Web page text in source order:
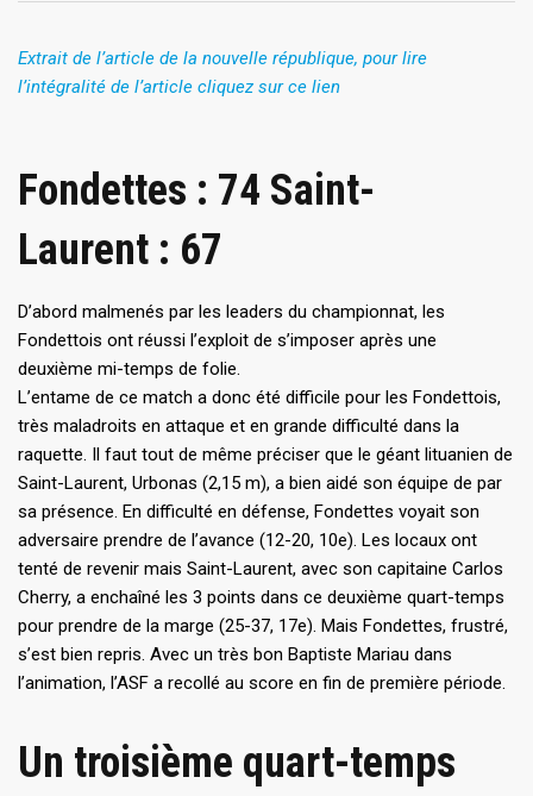
Extrait de l’article de la nouvelle république, pour lire
l’intégralité de l’article cliquez sur ce lien
Fondettes : 74 Saint-
Laurent : 67
D’abord malmenés par les leaders du championnat, les
Fondettois ont réussi l’exploit de s’imposer après une
deuxième mi-temps de folie.
L’entame de ce match a donc été difficile pour les Fondettois,
très maladroits en attaque et en grande difficulté dans la
raquette. Il faut tout de même préciser que le géant lituanien de
Saint-Laurent, Urbonas (2,15 m), a bien aidé son équipe de par
sa présence. En difficulté en défense, Fondettes voyait son
adversaire prendre de l’avance (12-20, 10e). Les locaux ont
tenté de revenir mais Saint-Laurent, avec son capitaine Carlos
Cherry, a enchaîné les 3 points dans ce deuxième quart-temps
pour prendre de la marge (25-37, 17e). Mais Fondettes, frustré,
s’est bien repris. Avec un très bon Baptiste Mariau dans
l’animation, l’ASF a recollé au score en fin de première période.
Un troisième quart-temps